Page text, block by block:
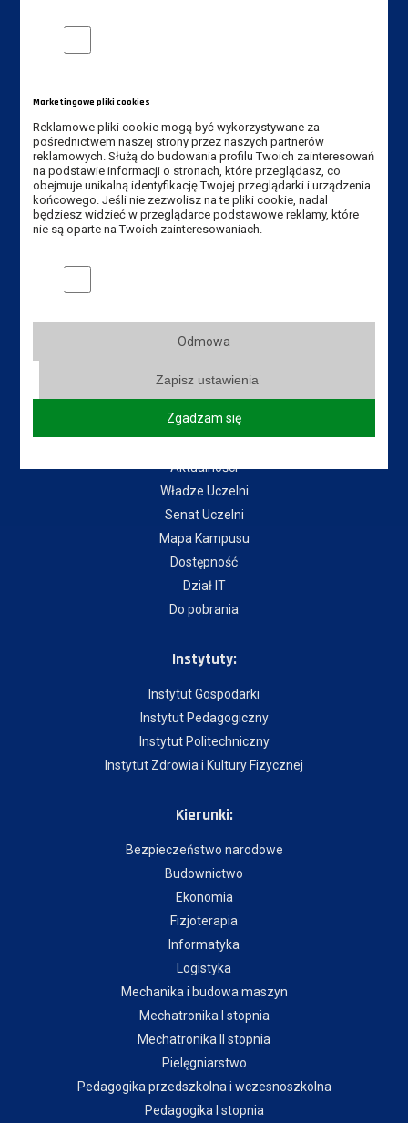
Instytut Gospodarki
Akademia Nauk Stosowanych
im. Jana Amosa Komeńskiego w Lesznie
ul. Adama Mickiewicza 5, 64-100 Leszno
Tel. Instytut: +48 65 528 78 75,
E-mail rekrutacja:rekrutacja@ansleszno.pl
Przydatne linki:
Aktualności
Władze Uczelni
Senat Uczelni
Mapa Kampusu
Dostępność
Dział IT
Do pobrania
Instytuty:
Instytut Gospodarki
Instytut Pedagogiczny
Instytut Politechniczny
Instytut Zdrowia i Kultury Fizycznej
Kierunki:
Bezpieczeństwo narodowe
Budownictwo
Ekonomia
Fizjoterapia
Informatyka
Logistyka
Mechanika i budowa maszyn
Mechatronika I stopnia
Mechatronika II stopnia
Pielęgniarstwo
Pedagogika przedszkolna i wczesnoszkolna
Pedagogika I stopnia
Analityczne pliki cookie
Marketingowe pliki cookies
Reklamowe pliki cookie mogą być wykorzystywane za
pośrednictwem naszej strony przez naszych partnerów
reklamowych. Służą do budowania profilu Twoich zainteresowań
na podstawie informacji o stronach, które przeglądasz, co
obejmuje unikalną identyfikację Twojej przeglądarki i urządzenia
końcowego. Jeśli nie zezwolisz na te pliki cookie, nadal
będziesz widzieć w przeglądarce podstawowe reklamy, które
nie są oparte na Twoich zainteresowaniach.
Marketingowe pliki cookies
Odmowa
Zapisz ustawienia
Zgadzam się